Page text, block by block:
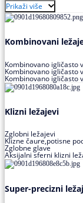
Prikaži više
Kombinovani
Kombinovano igličasto
Kombinovano igličasto
Kombinovano igličasto
Klizni ležajevi
Zglobni ležajevi
Klizne čaure,potisne
Zglobne glave
Aksijalni sferni klizni
Super-precizni